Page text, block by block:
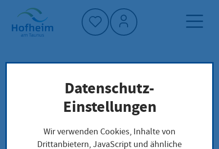
Startseite"
Neuigkeiten und Ausschreibungen
Hofheimer Spendentransport in Pruszcz
Gdański angekommen
Datenschutz-
Einstellungen
Wir verwenden Cookies, Inhalte von
Drittanbietern, JavaScript und ähnliche